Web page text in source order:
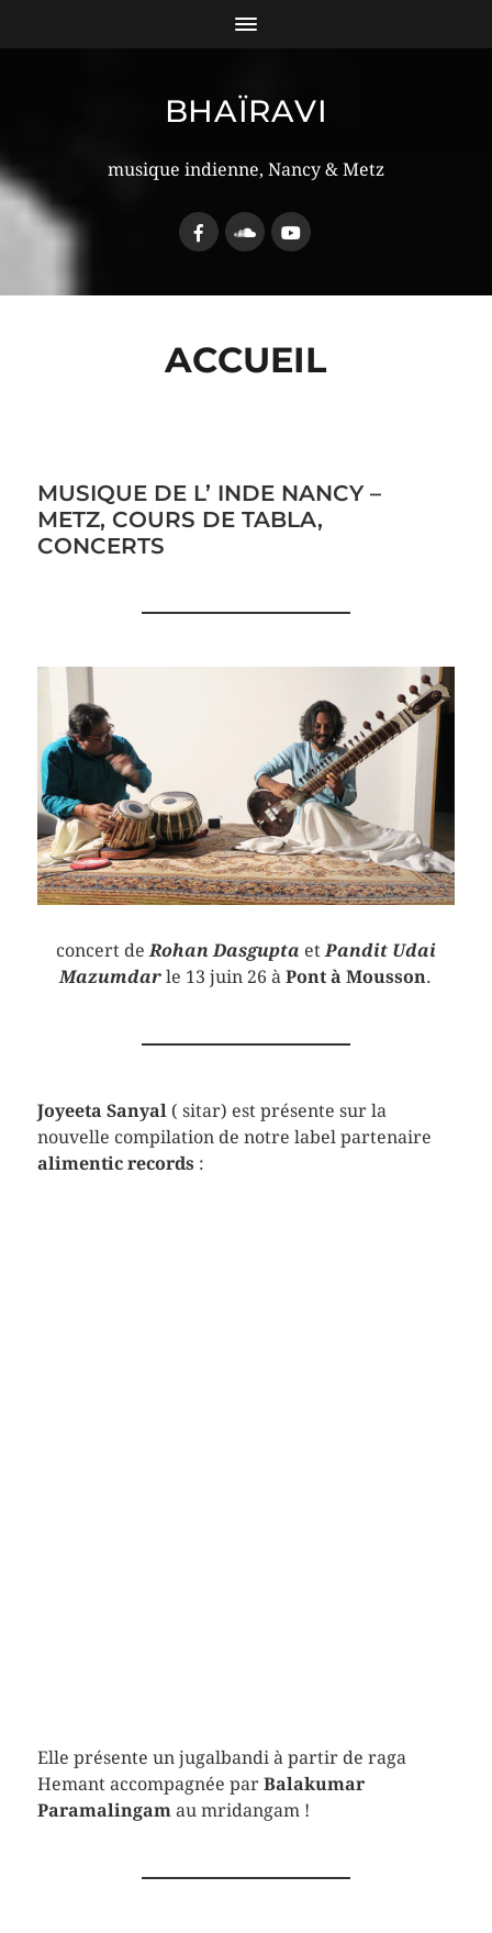
BHAÏRAVI
musique indienne, Nancy & Metz
ACCUEIL
MUSIQUE DE L’ INDE NANCY –
METZ, COURS DE TABLA,
CONCERTS
concert deRohan Dasgupta etPandit Udai
Mazumdar le 13 juin 26 àPont à Mousson.
Joyeeta Sanyal( sitar) est présente sur la
nouvelle compilation de notre label partenaire
alimentic records:
Elle présente un jugalbandi à partir de raga
Hemant accompagnée par Balakumar
Paramalingamau mridangam !